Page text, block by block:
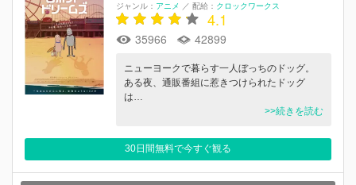
ジャンル： アニメ ／ 配給： クロックワークス
4.1
35966 42899
ニューヨークで暮らす一人ぼっちのドッグ。
ある夜、通販番組に惹きつけられたドッグ
は…
>>続きを読む
30日間無料で今すぐ観る